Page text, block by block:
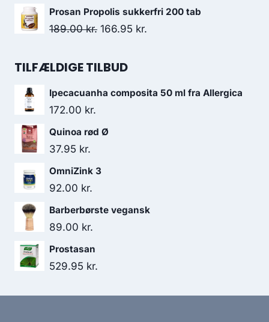
27.00 kr..17.95 kr..
oprindelige
pris
35.95 kr..
aktuelle
pris
Prosan Propolis sukkerfri 200 tab
189.00kr. Den
pris
189.00 kr..
166.95 kr.
166.95 kr..
TILFÆLDIGE TILBUD
Ipecacuanha composita 50 ml fra Allergica
172.00 kr.
Quinoa rød Ø
37.95 kr.
OmniZink 3
92.00 kr.
Barberbørste vegansk
89.00 kr.
Prostasan
529.95 kr.